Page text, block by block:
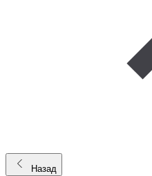
Назад